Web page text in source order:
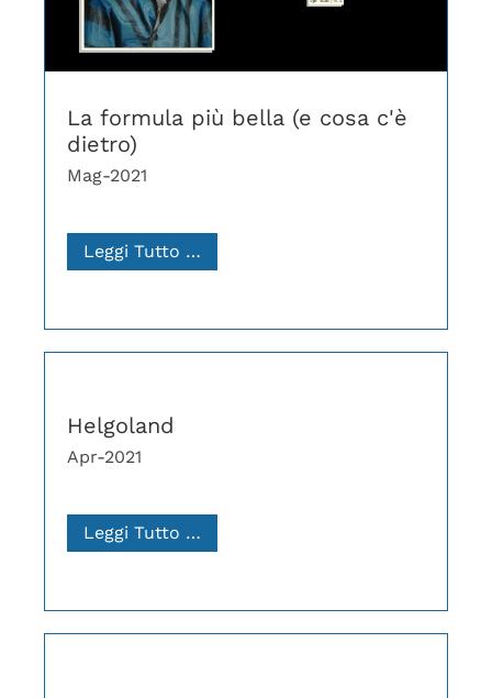
La formula più bella (e cosa c'è
dietro)
Mag-2021
Leggi Tutto …
Helgoland
Apr-2021
Leggi Tutto …